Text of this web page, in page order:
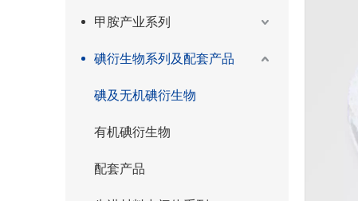
甲胺产业系列
碘衍生物系列及配套产品
碘及无机碘衍生物
有机碘衍生物
配套产品